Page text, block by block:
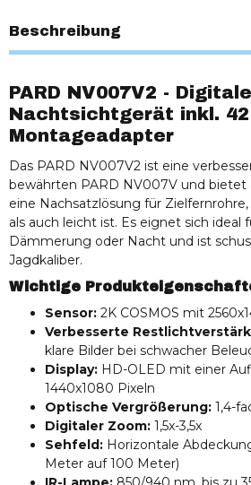
Beschreibung
PARD NV007V2 -
Nachtsichtgerät inkl. 42
Montageadapter
Das PARD NV007V2 ist eine
bewährten PARD NV007V und
eine Nachsatzlösung für
als auch leicht ist. Es eignet sich ideal
Dämmerung oder Nacht und ist
Jagdkaliber.
Wichtige
Sensor: 2K COSMOS mit
Verbesserte
klare Bilder bei schwacher
Display: HD-OLED mit einer
1440x1080 Pixeln
Optische Vergrößerung: 1,4-
Digitaler Zoom: 1,5x-3,5x
Sehfeld: Horizontale
Meter auf 100 Meter)